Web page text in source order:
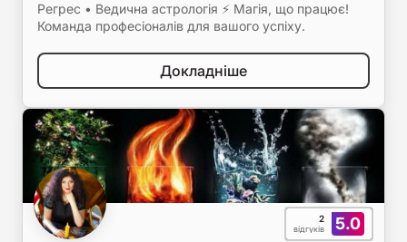
Регрес • Ведична астрологія ⚡ Магія, що працює!
Команда професіоналів для вашого успіху.
Докладніше
5.0
2
відгуків